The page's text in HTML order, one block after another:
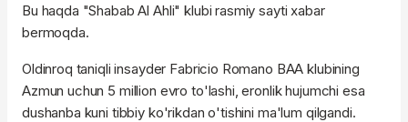
Bu haqda "Shabab Al Ahli" klubi rasmiy sayti xabar
bermoqda.
Oldinroq taniqli insayder Fabricio Romano BAA klubining
Azmun uchun 5 million evro to'lashi, eronlik hujumchi esa
dushanba kuni tibbiy ko'rikdan o'tishini ma'lum qilgandi.